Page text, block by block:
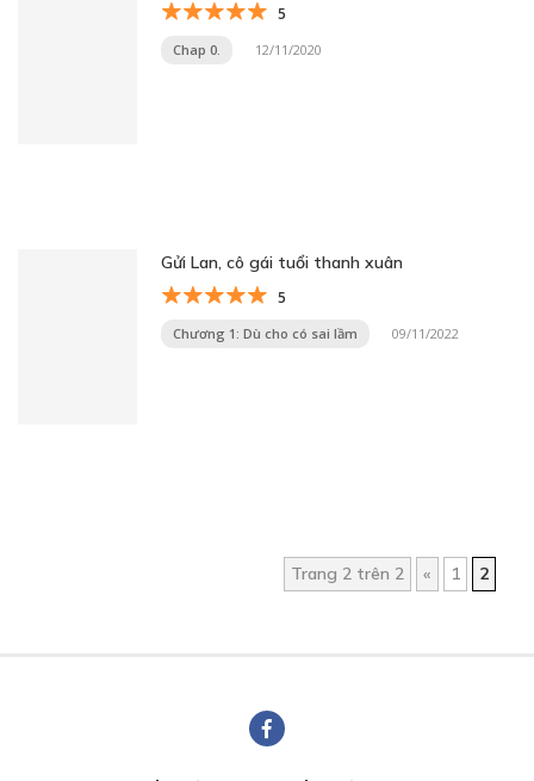
5
Chap 0. 12/11/2020
Gửi Lan, cô gái tuổi thanh xuân
5
Chương 1: Dù cho có sai lầm 09/11/2022
Trang 2 trên 2 « 1 2